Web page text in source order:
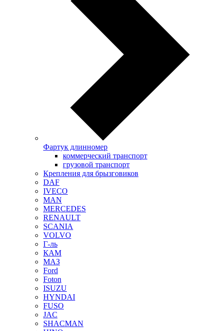
Фартук длинномер
коммерческий транспорт
грузовой транспорт
Крепления для брызговиков
DAF
IVECO
MAN
MERCEDES
RENAULT
SCANIA
VOLVO
Г-ль
КАМ
МАЗ
Ford
Foton
ISUZU
HYNDAI
FUSO
JAC
SHACMAN